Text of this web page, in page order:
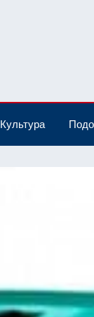
Культура